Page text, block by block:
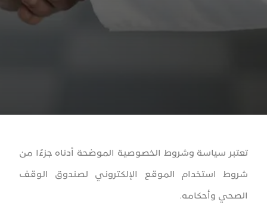
تعتبر سياسة وشروط الخصوصية الموضحة أدناه جزءًا من
شروط استخدام الموقع الإلكتروني لصندوق الوقف
الصحي وأحكامه.